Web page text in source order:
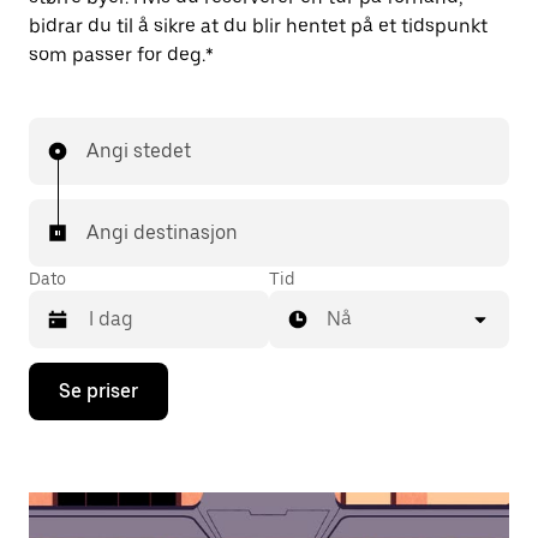
bidrar du til å sikre at du blir hentet på et tidspunkt
som passer for deg.*
Angi stedet
Angi destinasjon
Dato
Trykk
piltast
åpne
Tid
Nå
Se priser